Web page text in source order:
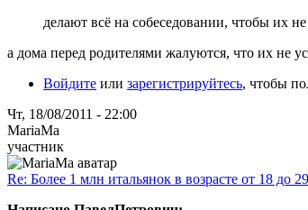
делают всё на собеседовании, чтобы их не
а дома перед родителями жалуются, что их не
Войдите или зарегистрируйтесь, чтобы
Чт, 18/08/2011 - 22:00
MariaMa
участник
Re: Более 1 млн итальянок в возрасте от 18 до